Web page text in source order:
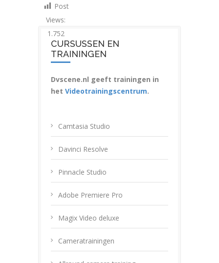
Post
Views:
1.752
CURSUSSEN EN
TRAININGEN
Dvscene.nl geeft trainingen in
het Videotrainingscentrum.
Camtasia Studio
Davinci Resolve
Pinnacle Studio
Adobe Premiere Pro
Magix Video deluxe
Cameratrainingen